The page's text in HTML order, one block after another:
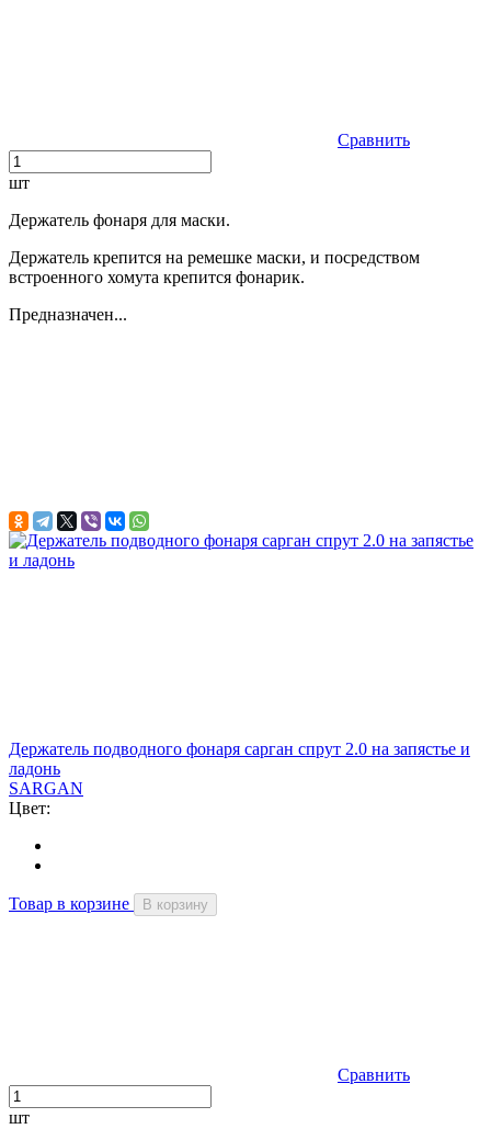
Сравнить
шт
Держатель фонаря для маски.
Держатель крепится на ремешке маски, и посредством
встроенного хомута крепится фонарик.
Предназначен...
Держатель подводного фонаря сарган спрут 2.0 на запястье и
ладонь
SARGAN
Цвет:
Товар в корзине В корзину
Сравнить
шт